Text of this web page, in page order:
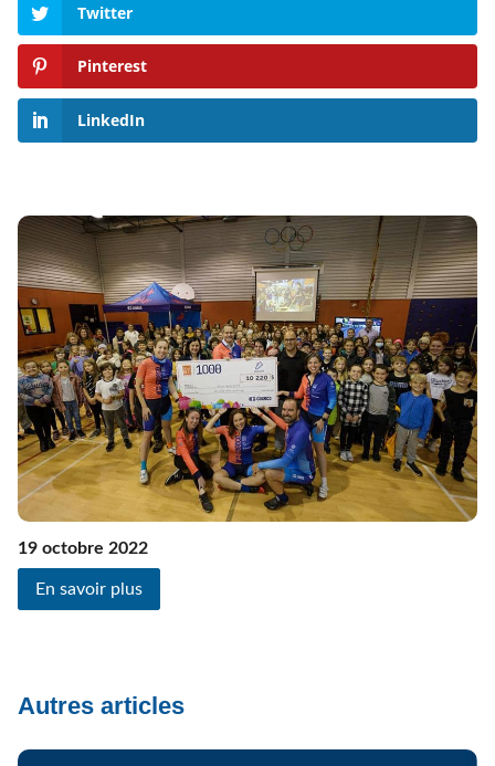
Twitter
Pinterest
LinkedIn
19 octobre 2022
En savoir plus
Autres articles